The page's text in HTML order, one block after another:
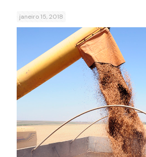
janeiro 15, 2018